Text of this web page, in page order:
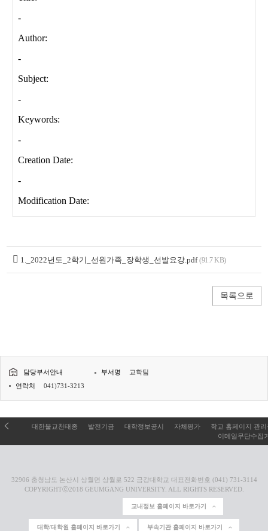
1._2022년도_2학기_선원가족_장학생_선발요강.pdf (91.7 KB)
목록으로
담당부서안내 부서명
교학팀
연락처
041)731-3213
대한불교천태종 발전기금 대학정보공시 자체평가
학교 홈페이지 관
이메일무단수집
32906 충청남도 논산시 상월면 상월로 522 금강대학교 대표전화번호 (041) 731-3114
COPYRIGHTⓒ2018 GEUMGANG UNIVERSITY. ALL RIGHTS RESERVED.
교내정보 홈페이지 바로가기
대학/대학원 홈페이지 바로가기 부속기관 홈페이지 바로가기